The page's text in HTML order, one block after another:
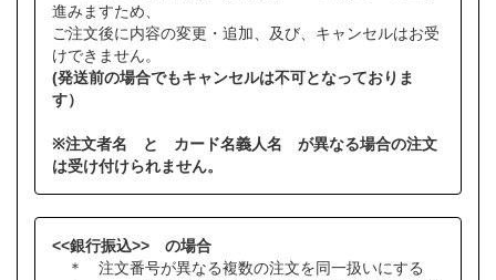
進みますため、
ご注文後に内容の変更・追加、及び、キャンセルはお受
けできません。
(発送前の場合でもキャンセルは不可となっておりま
す）
※注文者名 と カード名義人名 が異なる場合の注文
は受け付けられません。
<<銀行振込>> の場合
＊ 注文番号が異なる複数の注文を同一扱いにする